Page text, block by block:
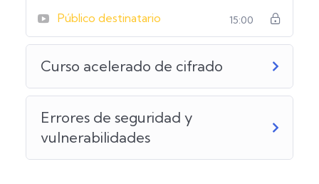
Público destinatario 15:00
Curso acelerado de cifrado
Errores de seguridad y
vulnerabilidades